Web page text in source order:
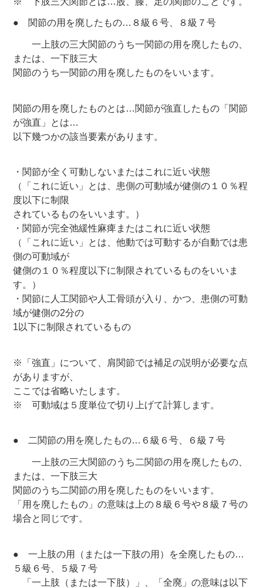
● 関節の用を廃したもの…８級６号、８級７号
一上肢の三大関節のうち一関節の用を廃したもの、
または、一下肢三大
関節のうち一関節の用を廃したものをいいます。
関節の用を廃したものとは…関節が強直したもの「関節
が強直」とは…
以下幾つかの該当要素があります。
・関節が全く可動しないまたはこれに近い状態
（「これに近い」とは、患側の可動域が健側の１０％程
度以下に制限
されているものをいいます。）
・関節が完全弛緩性麻痺またはこれに近い状態
（「これに近い」とは、他動では可動するが自動では患
側の可動域が
健側の１０％程度以下に制限されているものをいいま
す。）
・関節に人工関節や人工骨頭が入り、かつ、患側の可動
域が健側の2分の
1以下に制限されているもの
※「強直」について、肩関節では補足の説明が必要な点
がありますが、
ここでは省略いたします。
※ 可動域は５度単位で切り上げて計算します。
● 二関節の用を廃したもの…６級６号、６級７号
一上肢の三大関節のうち二関節の用を廃したもの、
または、一下肢三大
関節のうち二関節の用を廃したものをいいます。
「用を廃したもの」の意味は上の８級６号や８級７号の
場合と同じです。
● 一上肢の用（または一下肢の用）を全廃したもの…
５級６号、５級７号
「一上肢（または一下肢）」、「全廃」の意味は以下